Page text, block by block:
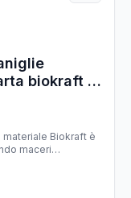
biokraft -
materiale Biokraft è
maceri
costanza di
riciclabile e
avana. Carta